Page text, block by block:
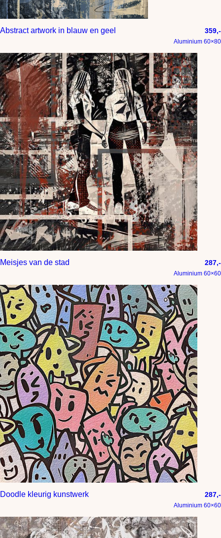
Abstract artwork in blauw en geel 359,-
Aluminium 60×80
Meisjes van de stad 287,-
Aluminium 60×60
Doodle kleurig kunstwerk 287,-
Aluminium 60×60